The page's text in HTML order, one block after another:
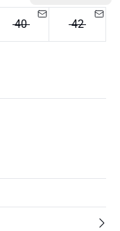
40 42